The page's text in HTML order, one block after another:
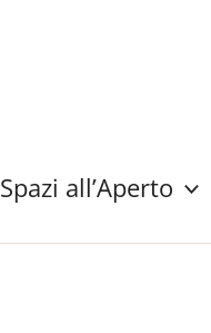
Spazi all’Aperto